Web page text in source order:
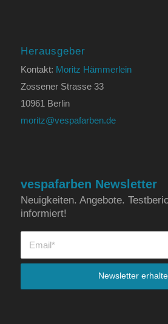
Herausgeber
Kontakt: Moritz Hämmerlein
Zossener Strasse 33
10961 Berlin
moritz@vespafarben.de
vespafarben Newsletter
Neuigkeiten. Angebote.
informiert!